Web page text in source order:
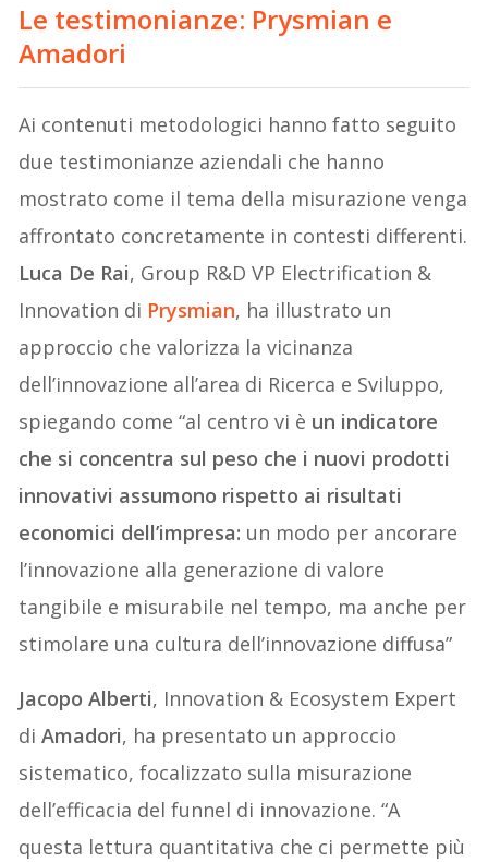
Le testimonianze: Prysmian e
Amadori
Ai contenuti metodologici hanno fatto seguito
due testimonianze aziendali che hanno
mostrato come il tema della misurazione venga
affrontato concretamente in contesti differenti.
Luca De Rai, Group R&D VP Electrification &
Innovation di Prysmian, ha illustrato un
approccio che valorizza la vicinanza
dell’innovazione all’area di Ricerca e Sviluppo,
spiegando come “al centro vi è un indicatore
che si concentra sul peso che i nuovi prodotti
innovativi assumono rispetto ai risultati
economici dell’impresa: un modo per ancorare
l’innovazione alla generazione di valore
tangibile e misurabile nel tempo, ma anche per
stimolare una cultura dell’innovazione diffusa”
Jacopo Alberti, Innovation & Ecosystem Expert
diAmadori, ha presentato un approccio
sistematico, focalizzato sulla misurazione
dell’efficacia del funnel di innovazione. “A
questa lettura quantitativa che ci permette più